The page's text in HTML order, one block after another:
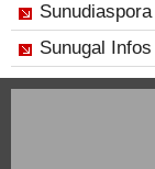
Sunudiaspora
Sunugal Infos